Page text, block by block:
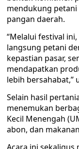
mendukung
pangan daerah.
“Melalui festival
langsung petani
kepastian pasar,
mendapatkan
lebih bersahabat,”
Selain hasil
menemukan
Kecil Menengah
abon, dan